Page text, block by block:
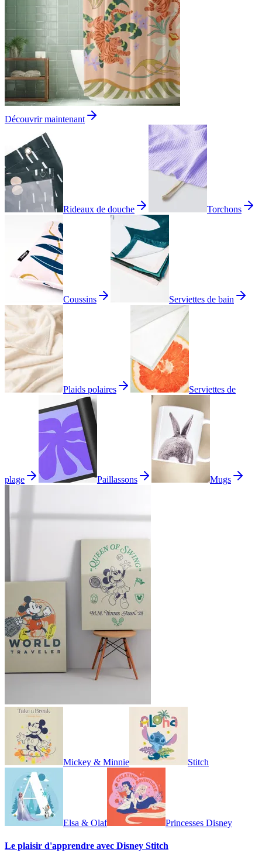
Découvrir maintenant
Rideaux de douche Torchons
Coussins Serviettes de bain
Plaids polaires Serviettes de
plage Paillassons Mugs
Mickey & Minnie Stitch
Elsa & Olaf Princesses Disney
Le plaisir d'apprendre avec Disney Stitch